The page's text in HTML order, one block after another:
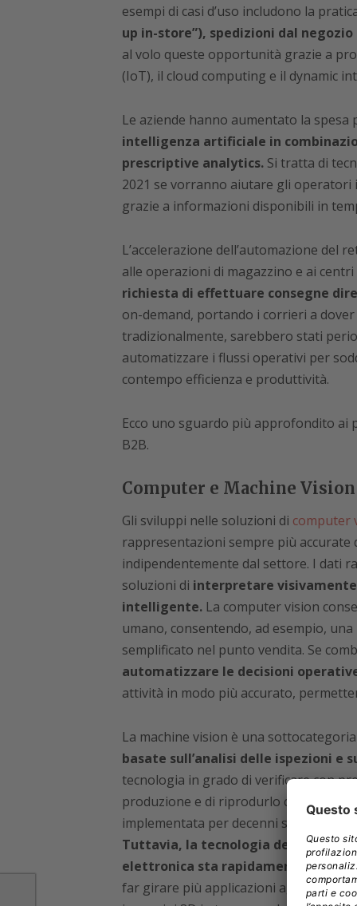
esempi di casi d’uso includono la
up in-store”), spedizioni dal
al volo queste opportunità grazie a
(IoT), il cloud computing e il dynamic
Le aziende hanno aumentato la
intelligenza artificiale in
prescriptive analytics.Si tratta di
2021 se vorranno aiutare gli operatori
grazie a informazioni disponibili in
L’accelerazione dell’automazione del
alle operazioni di magazzino e ai
richiesta di effettuare consegne
on-demand, portando i corrieri a
tradizionalmente, sarebbero stati
automatizzare i flussi operativi per
contempo efficienza e produttività.
Ecco uno sguardo più approfondito ai
B2B.
Computer e Machine Vision
Gli sviluppi nelle soluzioni di computer
rappresentazioni sempre più accurate
indipendentemente dal settore. I dati
soluzioni di interpretare visivamente
intelligente.La computer vision
umano, consentendo, ad esempio,
semplificato nel punto vendita. Se
automatizzare le decisioni
attività in modo più accurato,
La machine vision è una
basate sull’analisi delle ispezioni e
tecnologia in grado di verificare con
produzione e di riprodurlo con un alto
implementata per decenni sulle linee
Tuttavia, la tecnologia dei sensori
elettronica sta rapidamente
far girare più applicazioni